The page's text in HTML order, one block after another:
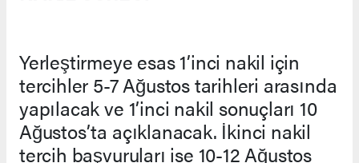
Yerleştirmeye esas 1’inci nakil için
tercihler 5-7 Ağustos tarihleri arasında
yapılacak ve 1’inci nakil sonuçları 10
Ağustos’ta açıklanacak. İkinci nakil
tercih başvuruları ise 10-12 Ağustos